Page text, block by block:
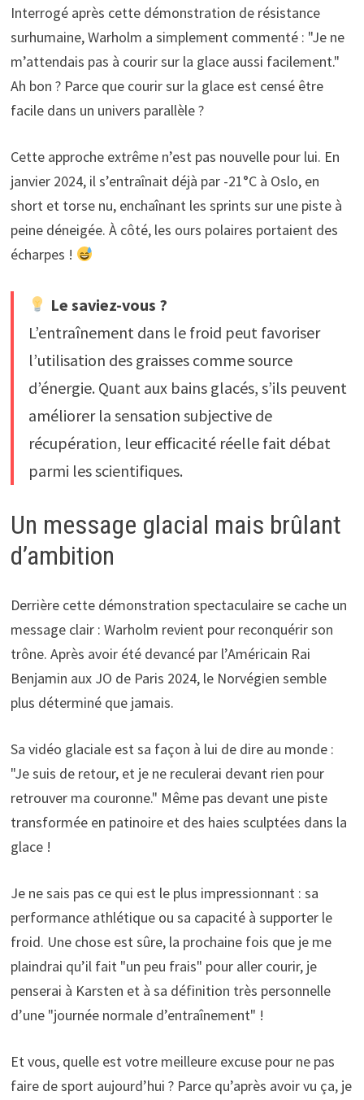
Interrogé après cette démonstration de résistance
surhumaine, Warholm a simplement commenté : "Je ne
m’attendais pas à courir sur la glace aussi facilement."
Ah bon ? Parce que courir sur la glace est censé être
facile dans un univers parallèle ?
Cette approche extrême n’est pas nouvelle pour lui. En
janvier 2024, il s’entraînait déjà par -21°C à Oslo, en
short et torse nu, enchaînant les sprints sur une piste à
peine déneigée. À côté, les ours polaires portaient des
écharpes !
Le saviez-vous ?
L’entraînement dans le froid peut favoriser
l’utilisation des graisses comme source
d’énergie. Quant aux bains glacés, s’ils peuvent
améliorer la sensation subjective de
récupération, leur efficacité réelle fait débat
parmi les scientifiques.
Un message glacial mais brûlant
d’ambition
Derrière cette démonstration spectaculaire se cache un
message clair : Warholm revient pour reconquérir son
trône. Après avoir été devancé par l’Américain Rai
Benjamin aux JO de Paris 2024, le Norvégien semble
plus déterminé que jamais.
Sa vidéo glaciale est sa façon à lui de dire au monde :
"Je suis de retour, et je ne reculerai devant rien pour
retrouver ma couronne." Même pas devant une piste
transformée en patinoire et des haies sculptées dans la
glace !
Je ne sais pas ce qui est le plus impressionnant : sa
performance athlétique ou sa capacité à supporter le
froid. Une chose est sûre, la prochaine fois que je me
plaindrai qu’il fait "un peu frais" pour aller courir, je
penserai à Karsten et à sa définition très personnelle
d’une "journée normale d’entraînement" !
Et vous, quelle est votre meilleure excuse pour ne pas
faire de sport aujourd’hui ? Parce qu’après avoir vu ça, je